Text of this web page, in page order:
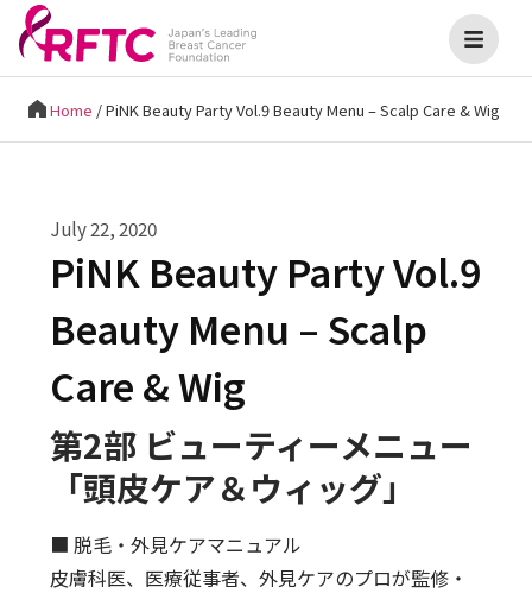
Home /PiNK Beauty Party Vol.9 Beauty Menu – Scalp Care & Wig
July 22, 2020
PiNK Beauty Party Vol.9
Beauty Menu – Scalp
Care & Wig
第2部 ビューティーメニュー
「頭皮ケア＆ウィッグ」
■ 脱毛・外見ケアマニュアル
皮膚科医、医療従事者、外見ケアのプロが監修・